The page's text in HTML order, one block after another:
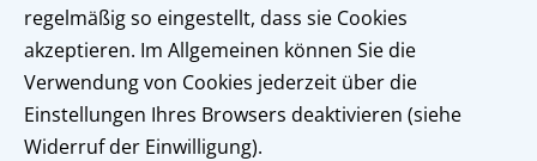
regelmäßig so eingestellt, dass sie Cookies
akzeptieren. Im Allgemeinen können Sie die
Verwendung von Cookies jederzeit über die
Einstellungen Ihres Browsers deaktivieren (siehe
Widerruf der Einwilligung).